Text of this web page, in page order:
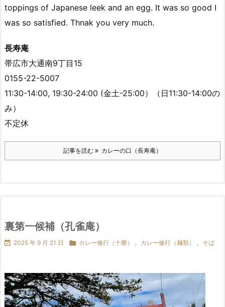
toppings of Japanese leek and an egg. It was so good I
was so satisfied. Thnak you very much.
長寿庵
帯広市大通南9丁目15
0155-22-5007
11:30-14:00, 19:30-24:00 (金土-25:00）（日11:30-14:00の
み）
不定休
記事を読む カレーの口（長寿庵）
裏第一候補（孔雀庵）
 2025 年 9 月 21 日  カレー修行（十勝） カレー修行（麺類） そば